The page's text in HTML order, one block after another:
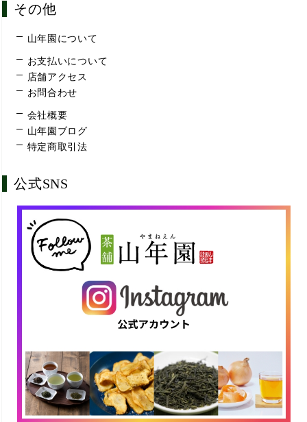
その他
山年園について
お支払いについて
店舗アクセス
お問合わせ
会社概要
山年園ブログ
特定商取引法
公式SNS